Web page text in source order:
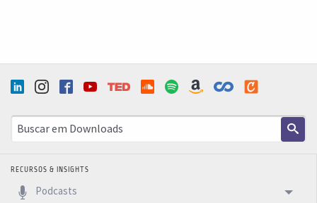
RECURSOS & INSIGHTS
Podcasts